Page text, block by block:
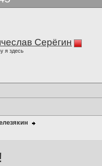
Серёгин
я здесь